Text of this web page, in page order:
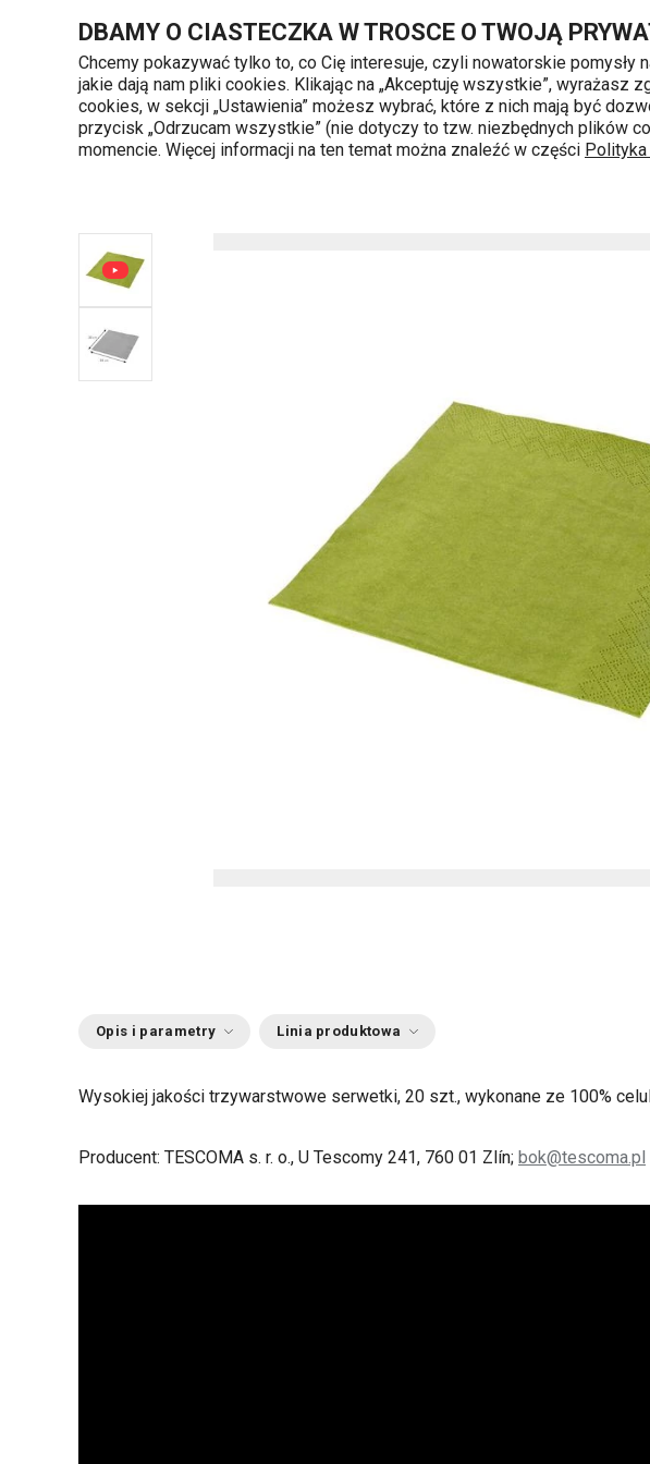
DBAMY O CIASTECZKA W TROSCE O TWOJĄ
Chcemy pokazywać tylko to, co Cię interesuje, czyli nowatorskie
jakie dają nam pliki cookies. Klikając na „Akceptuję wszystkie”, wyrażasz
cookies, w sekcji „Ustawienia” możesz wybrać, które z nich mają być
przycisk „Odrzucam wszystkie” (nie dotyczy to tzw. niezbędnych plików
momencie. Więcej informacji na ten temat można znaleźć w części
Kategorie produktów 720 809 700
Poniedziałek - piątek od 8 do 16
Opis i parametry Linia produktowa
Wysokiej jakości trzywarstwowe serwetki, 20 szt., wykonane ze 100%
Producent: TESCOMA s. r. o., U Tescomy 241, 760 01 Zlín; bok@tescoma.pl